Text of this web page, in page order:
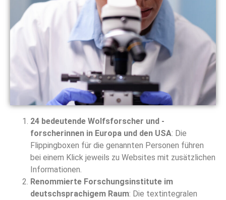
24 bedeutende Wolfsforscher und -
forscherinnen in Europa und den USA: Die
Flippingboxen für die genannten Personen führen
bei einem Klick jeweils zu Websites mit zusätzlichen
Informationen.
Renommierte Forschungsinstitute im
deutschsprachigem Raum: Die textintegralen